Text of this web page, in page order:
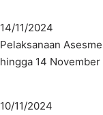
14/11/2024
Pelaksanaan
hingga 14
10/11/2024